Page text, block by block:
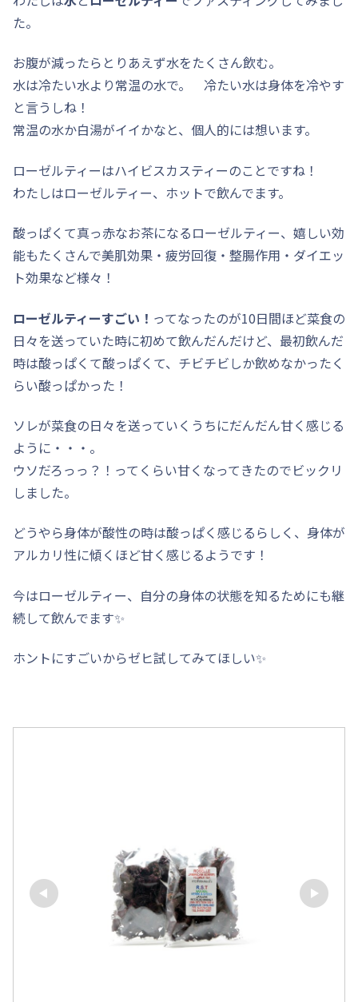
た。
お腹が減ったらとりあえず水をたくさん飲む。
水は冷たい水より常温の水で。 冷たい水は身体を冷やす
と言うしね！
常温の水か白湯がイイかなと、個人的には想います。
ローゼルティーはハイビスカスティーのことですね！
わたしはローゼルティー、ホットで飲んでます。
酸っぱくて真っ赤なお茶になるローゼルティー、嬉しい効
能もたくさんで美肌効果・疲労回復・整腸作用・ダイエッ
ト効果など様々！
ローゼルティーすごい！ ってなったのが10日間ほど菜食の
日々を送っていた時に初めて飲んだんだけど、最初飲んだ
時は酸っぱくて酸っぱくて、チビチビしか飲めなかったく
らい酸っぱかった！
ソレが菜食の日々を送っていくうちにだんだん甘く感じる
ように・・・。
ウソだろっっ？！ってくらい甘くなってきたのでビックリ
しました。
どうやら身体が酸性の時は酸っぱく感じるらしく、身体が
アルカリ性に傾くほど甘く感じるようです！
今はローゼルティー、自分の身体の状態を知るためにも継
続して飲んでます✨
ホントにすごいからゼヒ試してみてほしい✨